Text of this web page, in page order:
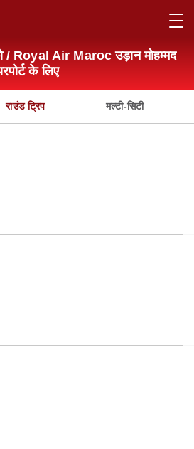
/ Royal Air Maroc उड़ान मोहम्मद
के लिए
राउंड ट्रिप मल्टी-सिटी